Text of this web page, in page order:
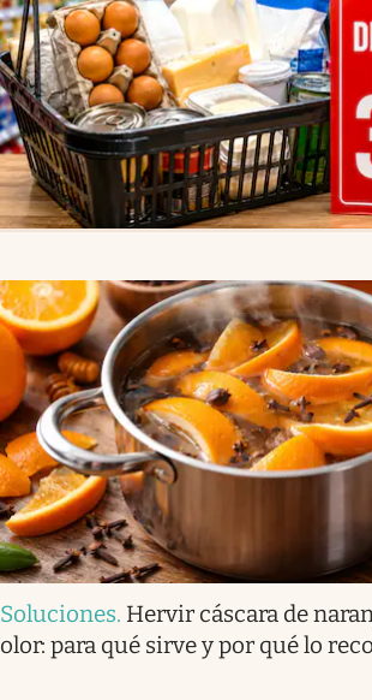
Soluciones. Hervir cáscara de
olor: para qué sirve y por qué lo